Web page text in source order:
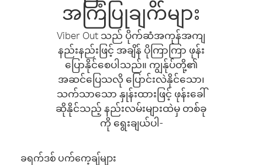
အကြံပြုချက်များ
Viber Out သည် ပိုက်ဆံအကုန်အကျ
နည်းနည်းဖြင့် အချိန် ပိုကြာကြာ ဖုန်း
ပြောနိုင်စေပါသည်။ ကျွန်ုပ်တို့၏
အဆင်ပြေသလို ပြောင်းလဲနိုင်သော၊
သက်သာသော နှုန်းထားဖြင့် ဖုန်းခေါ်
ဆိုနိုင်သည့် နည်းလမ်းများထဲမှ တစ်ခု
ကို ရွေးချယ်ပါ-
ခရက်ဒစ် ပက်ကေ့ချ်များ